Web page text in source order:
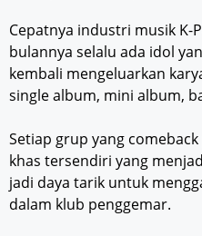
Cepatnya industri musik K-
bulannya selalu ada idol
kembali mengeluarkan
single album, mini album,
Setiap grup yang
khas tersendiri yang
jadi daya tarik untuk
dalam klub penggemar.